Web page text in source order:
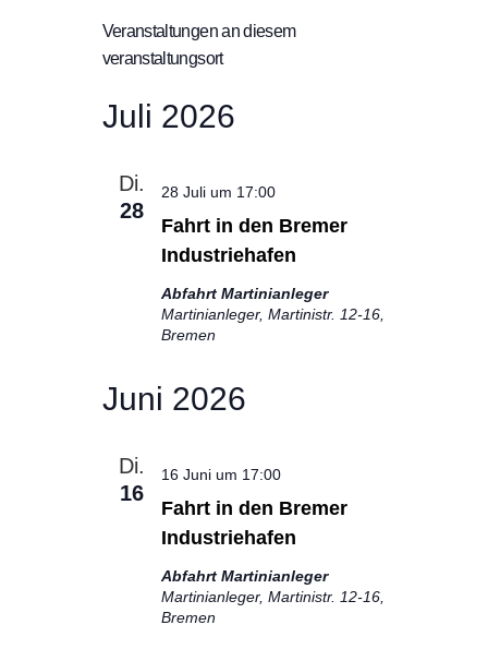
Veranstaltungen an diesem
veranstaltungsort
Juli 2026
Di.
28
Fahrt in den Bremer
Industriehafen
28 Juli um 17:00
Abfahrt Martinianleger
Martinianleger, Martinistr. 12-16,
Bremen
Juni 2026
Di.
16
Fahrt in den Bremer
Industriehafen
16 Juni um 17:00
Abfahrt Martinianleger
Martinianleger, Martinistr. 12-16,
Bremen